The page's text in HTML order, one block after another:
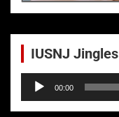
IUSNJ Jingles
Audio-
Player
00:00